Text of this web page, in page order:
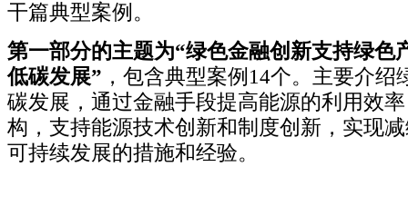
干篇典型案例。
第一部分的主题为“绿色金融创新支持绿色
低碳发展” ，包含典型案例 14个。主要介绍
碳发展，通过金融手段提高能源的利用效
构，支持能源技术创新和制度创新，实现
可持续发展的措施和经验。